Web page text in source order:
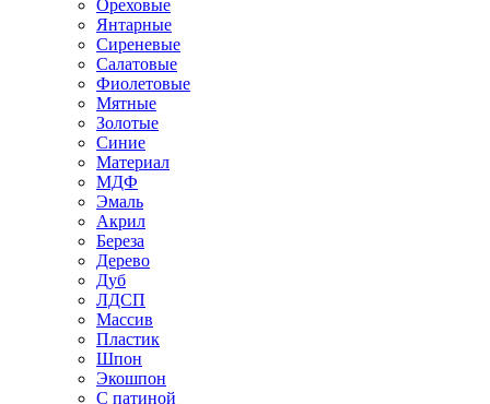
Ореховые
Янтарные
Сиреневые
Салатовые
Фиолетовые
Мятные
Золотые
Синие
Материал
МДФ
Эмаль
Акрил
Береза
Дерево
Дуб
ЛДСП
Массив
Пластик
Шпон
Экошпон
С патиной